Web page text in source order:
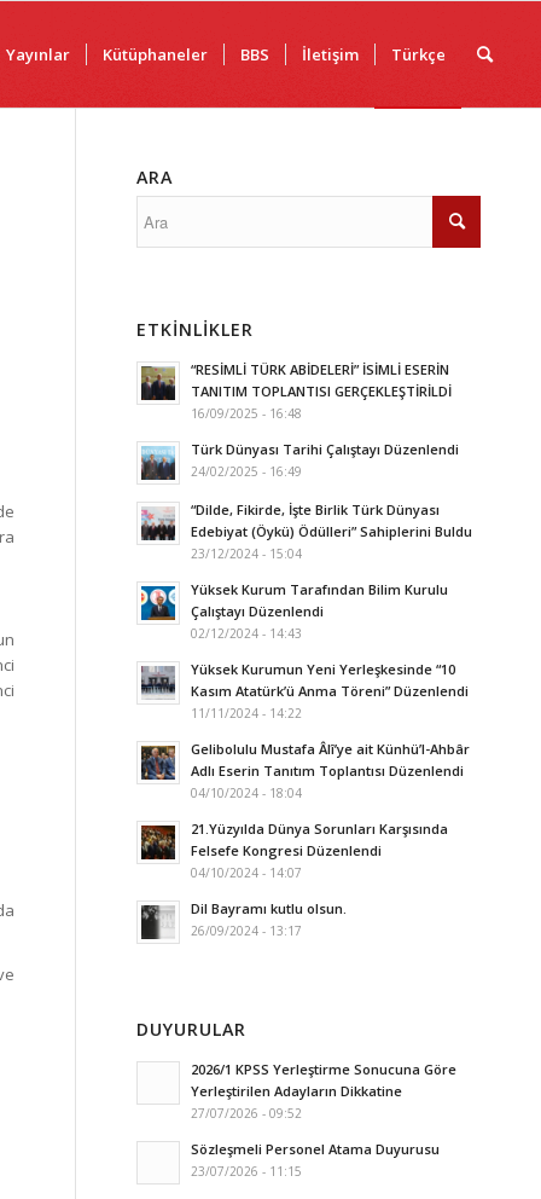
Yayınlar Kütüphaneler BBS İletişim Türkçe
ARA
ETKINLIKLER
“RESİMLİ TÜRK ABİDELERİ” İSİMLİ ESERİN
TANITIM TOPLANTISI GERÇEKLEŞTİRİLDİ
16/09/2025 - 16:48
Türk Dünyası Tarihi Çalıştayı Düzenlendi
24/02/2025 - 16:49
“Dilde, Fikirde, İşte Birlik Türk Dünyası
Edebiyat (Öykü) Ödülleri” Sahiplerini Buldu
23/12/2024 - 15:04
Yüksek Kurum Tarafından Bilim Kurulu
Çalıştayı Düzenlendi
02/12/2024 - 14:43
Yüksek Kurumun Yeni Yerleşkesinde “10
Kasım Atatürk’ü Anma Töreni” Düzenlendi
11/11/2024 - 14:22
Gelibolulu Mustafa Âlî’ye ait Künhü’l-Ahbâr
Adlı Eserin Tanıtım Toplantısı Düzenlendi
04/10/2024 - 18:04
21.Yüzyılda Dünya Sorunları Karşısında
Felsefe Kongresi Düzenlendi
04/10/2024 - 14:07
Dil Bayramı kutlu olsun.
26/09/2024 - 13:17
DUYURULAR
2026/1 KPSS Yerleştirme Sonucuna Göre
Yerleştirilen Adayların Dikkatine
27/07/2026 - 09:52
Sözleşmeli Personel Atama Duyurusu
23/07/2026 - 11:15